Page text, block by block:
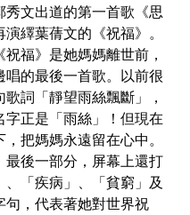
秀文出道的第一首歌《思
繹葉蒨文的《祝福》。
福》是她媽媽離世前，
唱的最後一首歌。以前很
詞「靜望雨絲飄斷」，
字正是「雨絲」！但現在
把媽媽永遠留在心中。
最後一部分，屏幕上還打
、「疾病」、「貧窮」及
句，代表著她對世界祝